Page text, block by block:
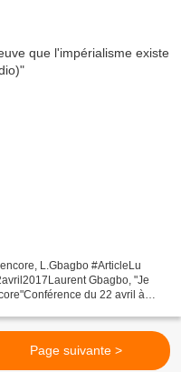
L.Gbagbo #ArticleLu
Gbagbo, "Je
du 22 avril à
Page suivante >